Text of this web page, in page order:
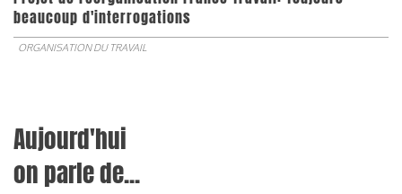
beaucoup d'interrogations
ORGANISATION DU TRAVAIL
Aujourd'hui
on parle de...